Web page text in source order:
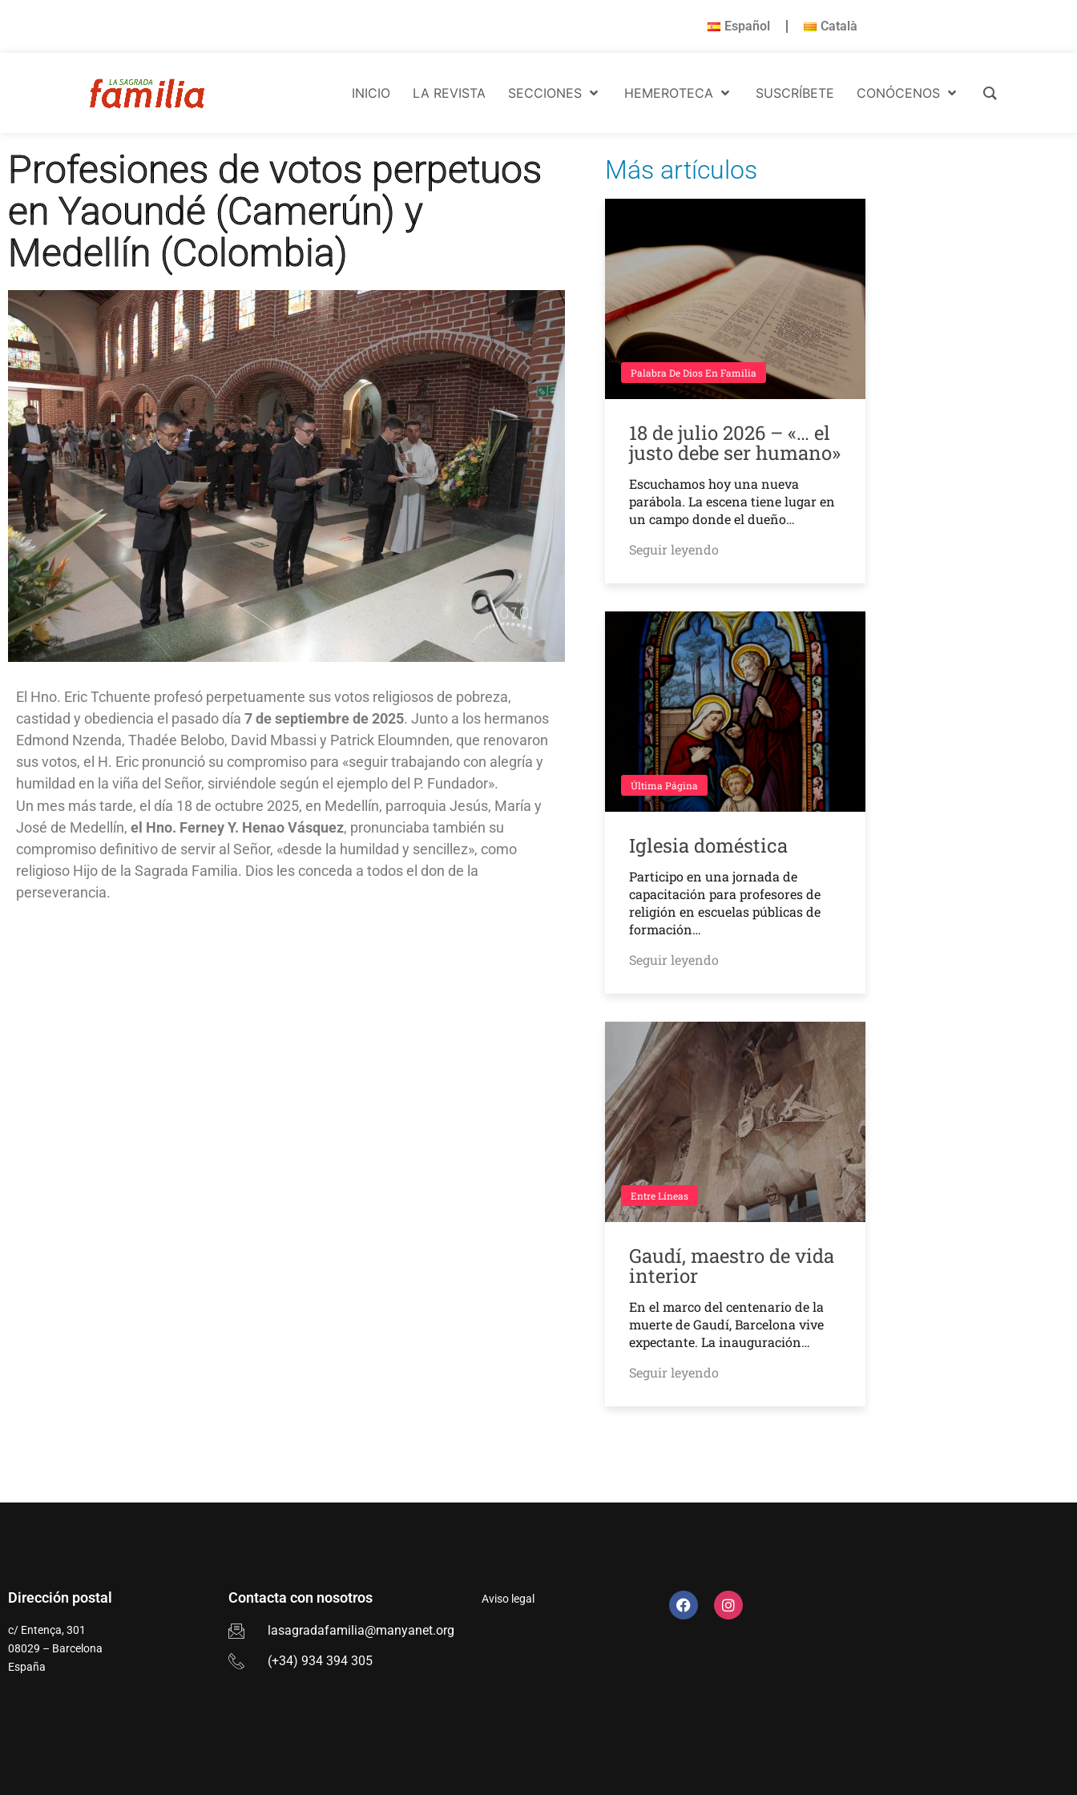
Español Català
INICIO LA REVISTA SECCIONES HEMEROTECA SUSCRÍBETE CONÓCENOS
Profesiones de votos perpetuos
en Yaoundé (Camerún) y
Medellín (Colombia)
El Hno. Eric Tchuente profesó perpetuamente sus votos religiosos de pobreza,
castidad y obediencia el pasado día 7 de septiembre de 2025. Junto a los hermanos
Edmond Nzenda, Thadée Belobo, David Mbassi y Patrick Eloumnden, que renovaron
sus votos, el H. Eric pronunció su compromiso para «seguir trabajando con alegría y
humildad en la viña del Señor, sirviéndole según el ejemplo del P. Fundador».
Un mes más tarde, el día 18 de octubre 2025, en Medellín, parroquia Jesús, María y
José de Medellín, el Hno. Ferney Y. Henao Vásquez, pronunciaba también su
compromiso definitivo de servir al Señor, «desde la humildad y sencillez», como
religioso Hijo de la Sagrada Familia. Dios les conceda a todos el don de la
perseverancia.
Más artículos
Palabra De Dios En Familia
18 de julio 2026 – «… el
justo debe ser humano»
Escuchamos hoy una nueva
parábola. La escena tiene lugar en
un campo donde el dueño…
Seguir leyendo
Última Página
Iglesia doméstica
Participo en una jornada de
capacitación para profesores de
religión en escuelas públicas de
formación…
Seguir leyendo
Entre Líneas
Gaudí, maestro de vida
interior
En el marco del centenario de la
muerte de Gaudí, Barcelona vive
expectante. La inauguración…
Seguir leyendo
Dirección postal
c/ Entença, 301
08029 – Barcelona
España
Contacta con nosotros
lasagradafamilia@manyanet.org
(+34) 934 394 305
Aviso legal